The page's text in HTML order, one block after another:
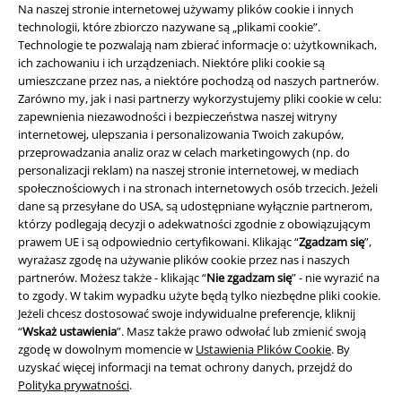
Na naszej stronie internetowej używamy plików cookie i innych
technologii, które zbiorczo nazywane są „plikami cookie”.
Technologie te pozwalają nam zbierać informacje o: użytkownikach,
ich zachowaniu i ich urządzeniach. Niektóre pliki cookie są
umieszczane przez nas, a niektóre pochodzą od naszych partnerów.
Zarówno my, jak i nasi partnerzy wykorzystujemy pliki cookie w celu:
zapewnienia niezawodności i bezpieczeństwa naszej witryny
internetowej, ulepszania i personalizowania Twoich zakupów,
przeprowadzania analiz oraz w celach marketingowych (np. do
personalizacji reklam) na naszej stronie internetowej, w mediach
społecznościowych i na stronach internetowych osób trzecich. Jeżeli
dane są przesyłane do USA, są udostępniane wyłącznie partnerom,
którzy podlegają decyzji o adekwatności zgodnie z obowiązującym
prawem UE i są odpowiednio certyfikowani. Klikając “Zgadzam się”,
wyrażasz zgodę na używanie plików cookie przez nas i naszych
partnerów. Możesz także - klikając “Nie zgadzam się” - nie wyrazić na
to zgody. W takim wypadku użyte będą tylko niezbędne pliki cookie.
Jeżeli chcesz dostosować swoje indywidualne preferencje, kliknij
“Wskaż ustawienia”. Masz także prawo odwołać lub zmienić swoją
zgodę w dowolnym momencie w Ustawienia Plików Cookie. By
uzyskać więcej informacji na temat ochrony danych, przejdź do
Polityka prywatności.
Informacje prawne
Regulamin
Dane firmy
Polityka prywatności
Unieszkodliwianie odpadów i ochrona środowiska
Deklaracja Zgodności